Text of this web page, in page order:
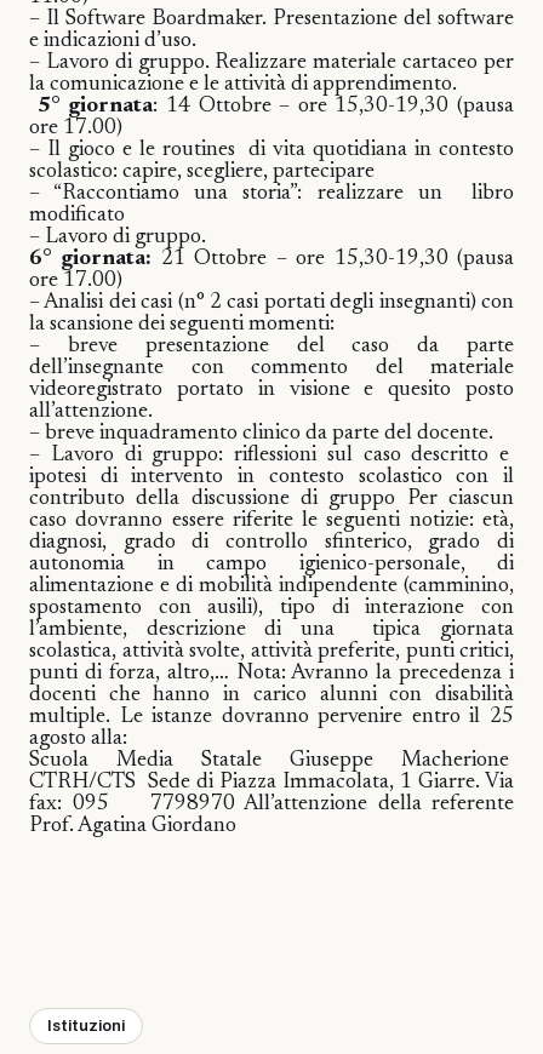
– Il Software Boardmaker. Presentazione del software
e indicazioni d’uso.
– Lavoro di gruppo. Realizzare materiale cartaceo per
la comunicazione e le attività di apprendimento.
5° giornata: 14 Ottobre – ore 15,30-19,30 (pausa
ore 17.00)
– Il gioco e le routines
di vita quotidiana in contesto
scolastico: capire, scegliere, partecipare
– “Raccontiamo una storia”: realizzare un
libro
modificato
– Lavoro di gruppo.
6° giornata: 21 Ottobre – ore 15,30-19,30 (pausa
ore 17.00)
– Analisi dei casi (n° 2 casi portati degli insegnanti) con
la scansione dei seguenti momenti:
– breve presentazione del caso da parte
dell’insegnante con commento del materiale
videoregistrato portato in visione e quesito posto
all’attenzione.
– breve inquadramento clinico da parte del docente.
– Lavoro di gruppo: riflessioni sul caso descritto e
ipotesi di intervento in contesto scolastico con il
contributo della discussione di gruppo Per ciascun
caso dovranno essere riferite le seguenti notizie: età,
diagnosi, grado di controllo sfinterico, grado di
autonomia in campo igienico-personale, di
alimentazione e di mobilità indipendente (camminino,
spostamento con ausili), tipo di interazione con
l’ambiente, descrizione di una
tipica giornata
scolastica, attività svolte, attività preferite, punti critici,
punti di forza, altro,… Nota: Avranno la precedenza i
docenti che hanno in carico alunni con disabilità
multiple. Le istanze dovranno pervenire entro il 25
agosto alla:
Scuola Media Statale Giuseppe Macherione
CTRH/CTS Sede di Piazza Immacolata, 1 Giarre. Via
fax: 095
7798970 All’attenzione della referente
Prof. Agatina Giordano
Istituzioni